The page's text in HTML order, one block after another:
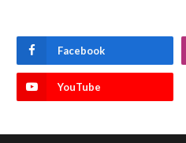
Facebook
YouTube